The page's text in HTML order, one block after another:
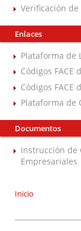
Verificación
Enlaces
Plataforma de
Códigos FACE
Códigos FACE
Plataforma de
Documentos
Instrucción de
Empresariales
Inicio